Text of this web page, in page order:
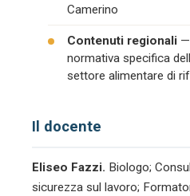
Camerino
Contenuti regionali
normativa specifica
settore alimentare di
Il docente
Eliseo Fazzi. Biologo;
sicurezza sul lavoro;